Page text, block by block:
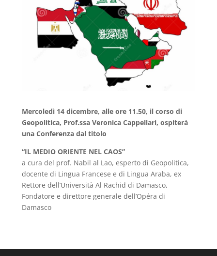
Mercoledì 14 dicembre, alle ore 11.50, il corso di
Geopolitica, Prof.ssa Veronica Cappellari, ospiterà
una Conferenza dal titolo
“IL MEDIO ORIENTE NEL CAOS”
a cura del prof. Nabil al Lao, esperto di Geopolitica,
docente di Lingua Francese e di Lingua Araba, ex
Rettore dell’Università Al Rachid di Damasco,
Fondatore e direttore generale dell’Opéra di
Damasco